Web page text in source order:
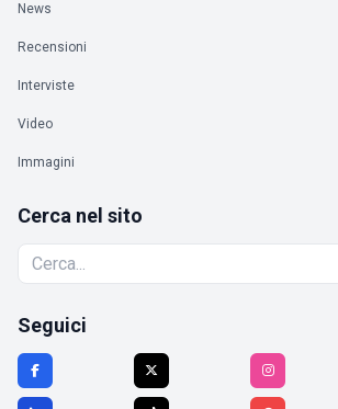
News
Recensioni
Interviste
Video
Immagini
Cerca nel sito
Seguici